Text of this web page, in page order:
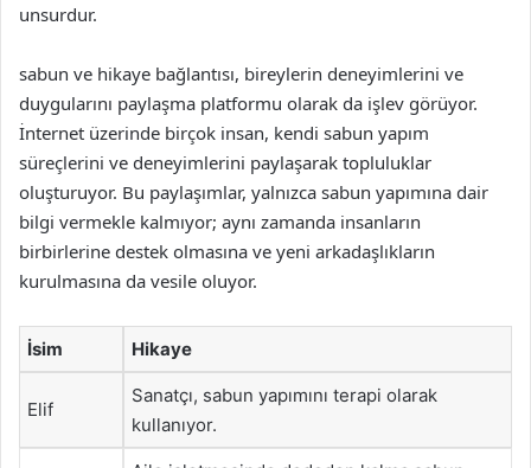
unsurdur.
sabun ve hikaye bağlantısı, bireylerin deneyimlerini ve
duygularını paylaşma platformu olarak da işlev görüyor.
İnternet üzerinde birçok insan, kendi sabun yapım
süreçlerini ve deneyimlerini paylaşarak topluluklar
oluşturuyor. Bu paylaşımlar, yalnızca sabun yapımına dair
bilgi vermekle kalmıyor; aynı zamanda insanların
birbirlerine destek olmasına ve yeni arkadaşlıkların
kurulmasına da vesile oluyor.
İsim Hikaye
Elif
Sanatçı, sabun yapımını terapi olarak
kullanıyor.